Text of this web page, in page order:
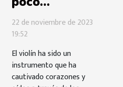
conocidos de
los grandes
violinistas
22 de noviembre de 2023
19:52
El violín ha sido un
instrumento que ha
cautivado corazones y